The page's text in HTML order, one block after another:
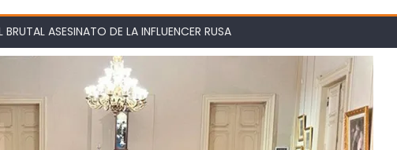
ASESINATO DE LA INFLUENCER RUSA